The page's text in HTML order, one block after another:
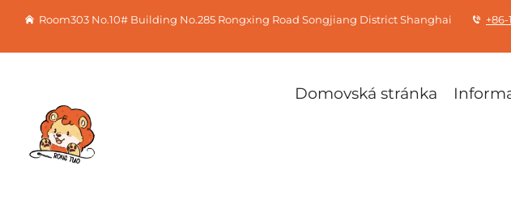
Room303 No.10# Building No.285 Rongxing Road Songjiang District Shanghai +86-
Domovská stránka